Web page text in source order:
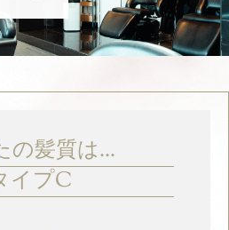
の髪質は...
イプC